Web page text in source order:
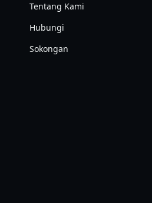
Tentang Kami
Hubungi
Sokongan